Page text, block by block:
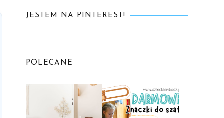
JESTEM NA PINTEREST!
POLECANE